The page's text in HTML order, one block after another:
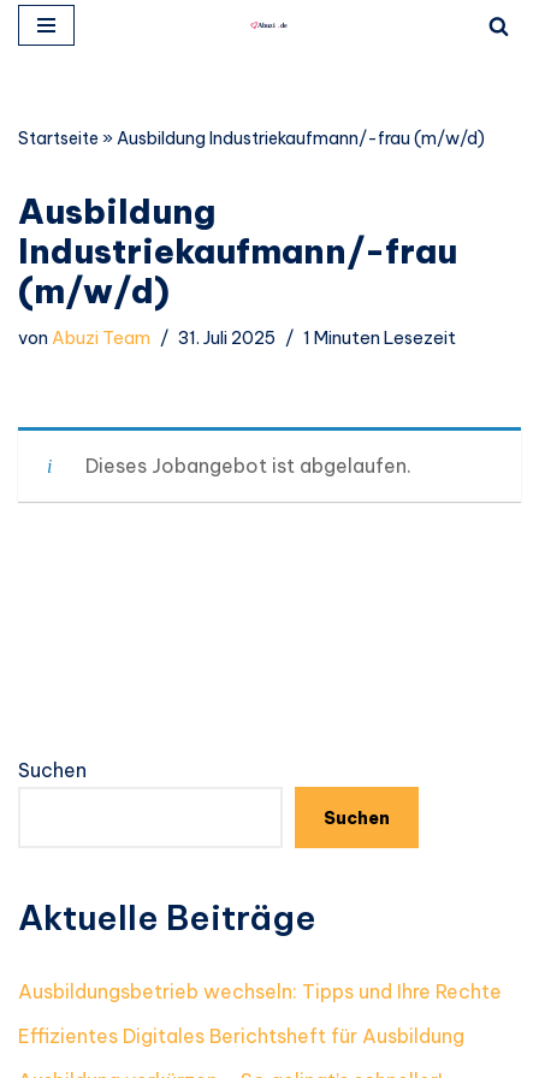
springen
Startseite »Ausbildung Industriekaufmann/-frau (m/w/d)
Ausbildung
Industriekaufmann/-frau
(m/w/d)
vonAbuzi Team 31. Juli 2025 1 Minuten Lesezeit
Dieses Jobangebot ist abgelaufen.
Suchen
Suchen
Aktuelle Beiträge
Ausbildungsbetrieb wechseln: Tipps und Ihre Rechte
Effizientes Digitales Berichtsheft für Ausbildung